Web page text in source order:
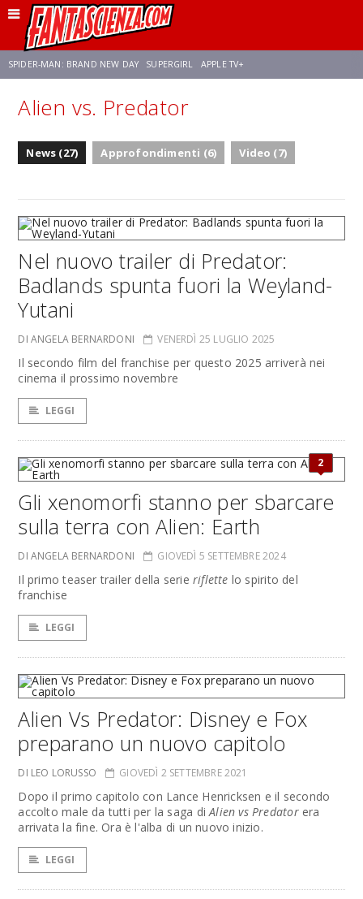
SPIDER-MAN: BRAND NEW DAY SUPERGIRL APPLE TV+
FRANCO RICCIARDIELLO ZENDAYA STAR TREK
Alien vs. Predator
News (27) Approfondimenti (6) Video (7)
Nel nuovo trailer di Predator:
Badlands spunta fuori la Weyland-
Yutani
DI ANGELA BERNARDONI VENERDÌ 25 LUGLIO 2025
Il secondo film del franchise per questo 2025 arriverà nei
cinema il prossimo novembre
LEGGI
2
Gli xenomorfi stanno per sbarcare
sulla terra con Alien: Earth
DI ANGELA BERNARDONI GIOVEDÌ 5 SETTEMBRE 2024
Il primo teaser trailer della serie riflette lo spirito del
franchise
LEGGI
Alien Vs Predator: Disney e Fox
preparano un nuovo capitolo
DI LEO LORUSSO GIOVEDÌ 2 SETTEMBRE 2021
Dopo il primo capitolo con Lance Henricksen e il secondo
accolto male da tutti per la saga diAlien vs Predatorera
arrivata la fine. Ora è l'alba di un nuovo inizio.
LEGGI